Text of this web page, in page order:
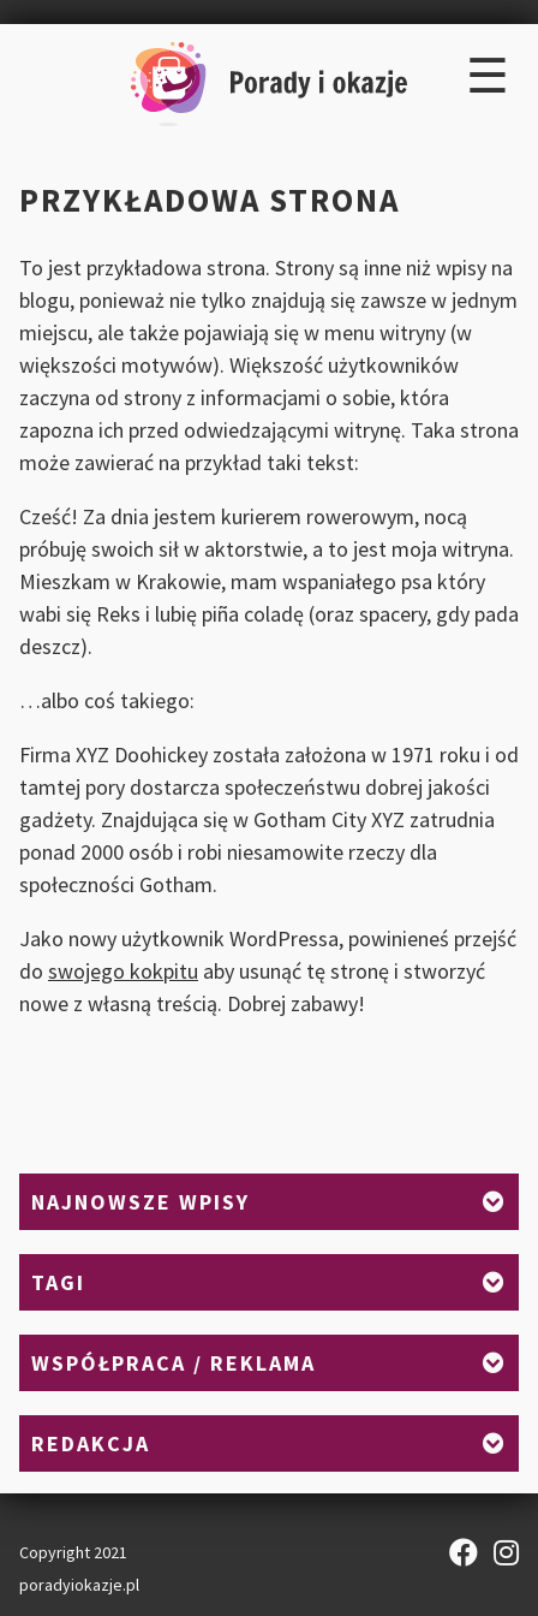
☰
×
PRZYKŁADOWA STRONA
To jest przykładowa strona. Strony są inne niż wpisy na
blogu, ponieważ nie tylko znajdują się zawsze w jednym
miejscu, ale także pojawiają się w menu witryny (w
większości motywów). Większość użytkowników
zaczyna od strony z informacjami o sobie, która
zapozna ich przed odwiedzającymi witrynę. Taka strona
może zawierać na przykład taki tekst:
Cześć! Za dnia jestem kurierem rowerowym, nocą
próbuję swoich sił w aktorstwie, a to jest moja witryna.
Mieszkam w Krakowie, mam wspaniałego psa który
wabi się Reks i lubię piña coladę (oraz spacery, gdy pada
deszcz).
…albo coś takiego:
Firma XYZ Doohickey została założona w 1971 roku i od
tamtej pory dostarcza społeczeństwu dobrej jakości
gadżety. Znajdująca się w Gotham City XYZ zatrudnia
ponad 2000 osób i robi niesamowite rzeczy dla
społeczności Gotham.
Jako nowy użytkownik WordPressa, powinieneś przejść
do swojego kokpitu aby usunąć tę stronę i stworzyć
nowe z własną treścią. Dobrej zabawy!
NAJNOWSZE WPISY
TAGI
WSPÓŁPRACA / REKLAMA
REDAKCJA
Copyright 2021
poradyiokazje.pl